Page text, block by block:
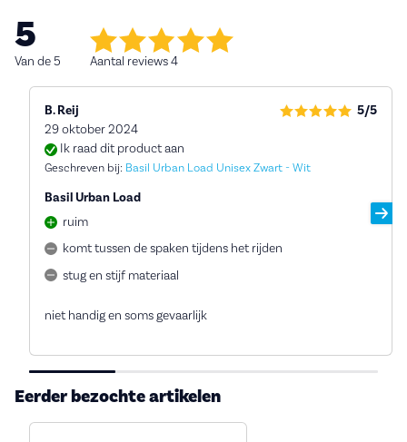
5
Van de 5 Aantal reviews 4
B. Reij
29 oktober 2024
5/5
Ik raad dit product aan
Geschreven bij: Basil Urban Load Unisex Zwart - Wit
Basil Urban Load
ruim
komt tussen de spaken tijdens het rijden
stug en stijf materiaal
niet handig en soms gevaarlijk
Eerder bezochte artikelen